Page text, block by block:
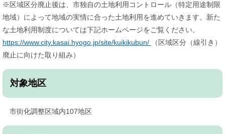
※区域区分廃止後は、市独自の土地利用コントロール（特定用途制限
地域）によって地域の実情に合った土地利用を進めていきます。新た
な土地利用制度については下記ホームページをご覧ください。
​https://www.city.kasai.hyogo.jp/site/kuikikubun/
（区域区分（線引き）
廃止に向けた取り組み）
対象地区
市街化調整区域内107地区